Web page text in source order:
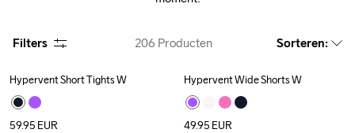
Filters 206 Producten Sorteren:
Hypervent Short Tights W
59.95 EUR
Hypervent Wide Shorts W
49.95 EUR